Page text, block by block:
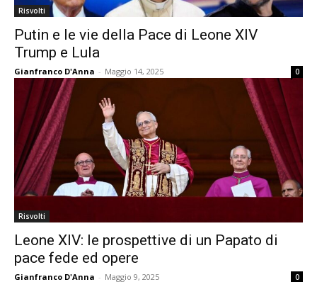
Risvolti
Putin e le vie della Pace di Leone XIV
Trump e Lula
Gianfranco D'Anna - Maggio 14, 2025 0
Risvolti
Leone XIV: le prospettive di un Papato di
pace fede ed opere
Gianfranco D'Anna - Maggio 9, 2025 0